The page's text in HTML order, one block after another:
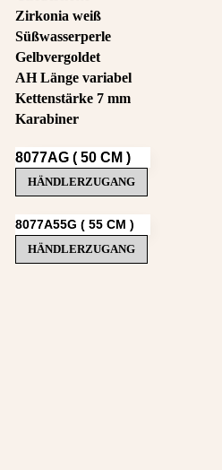
Zirkonia weiß
Süßwasserperle
Gelbvergoldet
AH Länge variabel
Kettenstärke 7 mm
Karabiner
8077AG ( 50 CM )
HÄNDLERZUGANG
8077A55G ( 55 CM )
HÄNDLERZUGANG